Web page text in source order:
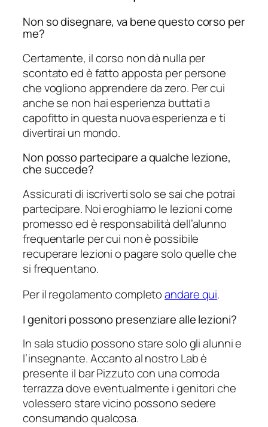
Non so disegnare, va bene questo corso per
me?
Certamente, il corso non dà nulla per
scontato ed è fatto apposta per persone
che vogliono apprendere da zero. Per cui
anche se non hai esperienza buttati a
capofitto in questa nuova esperienza e ti
divertirai un mondo.
Non posso partecipare a qualche lezione,
che succede?
Assicurati di iscriverti solo se sai che potrai
partecipare. Noi eroghiamo le lezioni come
promesso ed è responsabilità dell’alunno
frequentarle per cui non è possibile
recuperare lezioni o pagare solo quelle che
si frequentano.
Per il regolamento completoandare qui.
I genitori possono presenziare alle lezioni?
In sala studio possono stare solo gli alunni e
l’insegnante. Accanto al nostro Lab è
presente il bar Pizzuto con una comoda
terrazza dove eventualmente i genitori che
volessero stare vicino possono sedere
consumando qualcosa.